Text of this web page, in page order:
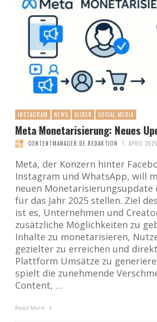
INSTAGRAM NEWS SLIDER SOCIAL MEDIA
Meta Monetarisierung: Neues
CONTENTMANAGER.DE REDAKTION 1. APRIL 2025
Meta, der Konzern hinter
Instagram und WhatsApp, will
neuen Monetarisierungsupdate
für das Jahr 2025 stellen. Ziel
ist es, Unternehmen und
zusätzliche Möglichkeiten zu
Inhalte zu monetarisieren,
gezielter zu erreichen und
Plattform Umsätze zu
spielt die zunehmende
Content, …
Read More